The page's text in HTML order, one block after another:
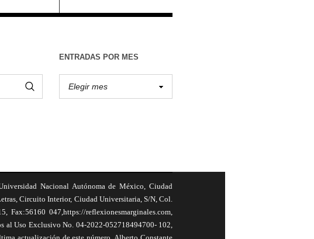
ENTRADAS POR MES
Nacional Autónoma de México, Ciudad
Circuito Interior, Ciudad Universitaria, S/N, Col.
047,https://reflexionesmarginales.com,
al Uso Exclusivo No. 04-2022-052718494700- 102,